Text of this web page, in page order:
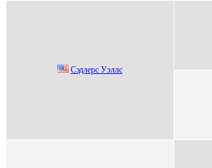
Сэдлерс Уэллс